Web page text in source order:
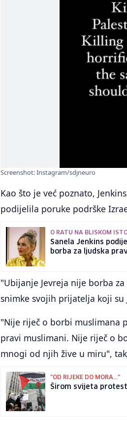
Screenshot: Instagram/sdjneuro
Kao što je već poznato,
podijelila poruke podrške
O RATU NA BLISKOM
Sanela Jenkins
borba za ljudska
"Ubijanje Jevreja nije borba
snimke svojih prijatelja koji
"Nije riječ o borbi muslimana
pravi muslimani. Nije riječ o
mnogi od njih žive u miru",
"OD RIJEKE DO MORA..."
Širom svijeta